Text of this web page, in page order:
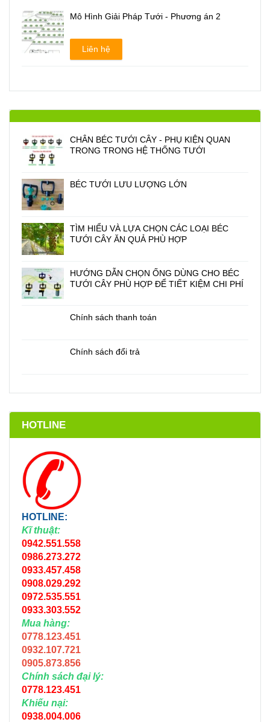
Mô Hình Giải Pháp Tưới - Phương án 2
Liên hệ
CHÂN BÉC TƯỚI CÂY - PHỤ KIỆN QUAN
TRONG TRONG HỆ THỐNG TƯỚI
BÉC TƯỚI LƯU LƯỢNG LỚN
TÌM HIỂU VÀ LỰA CHỌN CÁC LOẠI BÉC
TƯỚI CÂY ĂN QUẢ PHÙ HỢP
HƯỚNG DẪN CHỌN ỐNG DÙNG CHO BÉC
TƯỚI CÂY PHÙ HỢP ĐỂ TIẾT KIỆM CHI PHÍ
Chính sách thanh toán
Chính sách đổi trả
HOTLINE
HOTLINE:
Kĩ thuật:
0942.551.558
0986.273.272
0933.457.458
0908.029.292
0972.535.551
0933.303.552
Mua hàng:
0778.123.451
0932.107.721
0905.873.856
Chính sách đại lý:
0778.123.451
Khiếu nại:
0938.004.006